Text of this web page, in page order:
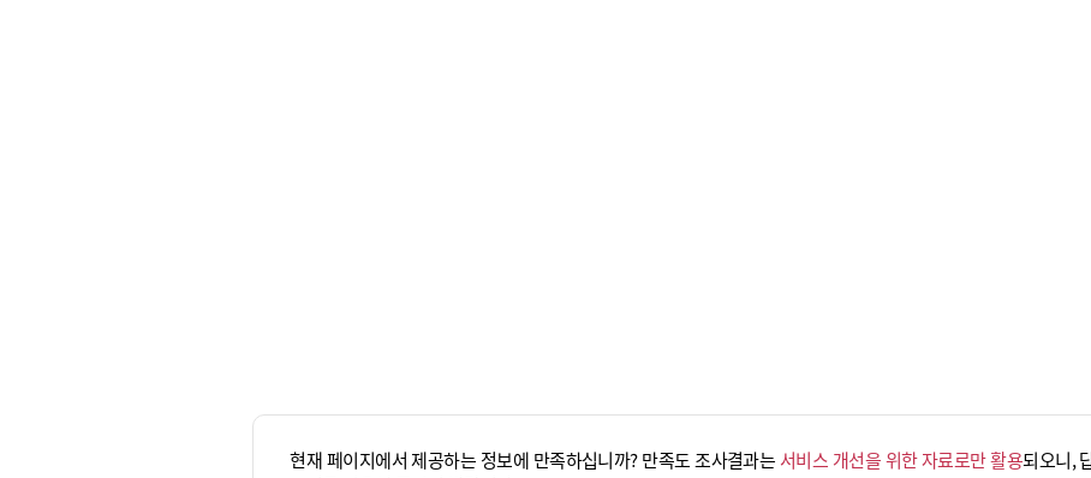
현재 페이지에서 제공하는 정보에 만족하십니까? 만족도 조사결과는 서비스 개선을 위한 자료로만 활용되오니,